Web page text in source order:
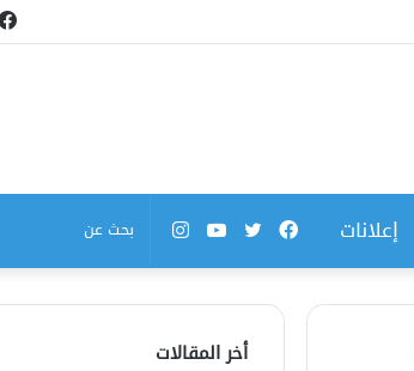
إعلانات انستقراميوتيوبتويتر
فيسبوك
أخر المقالات